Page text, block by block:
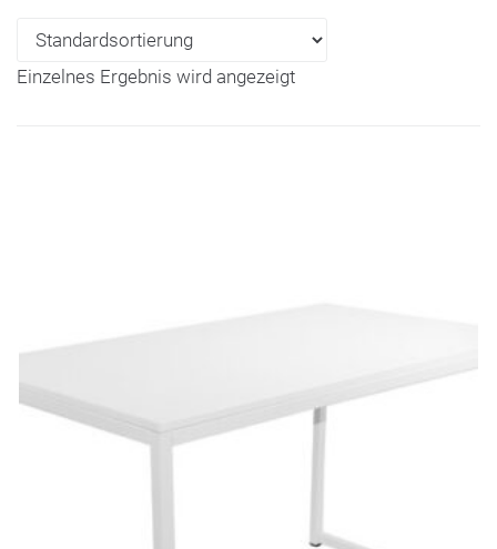
Einzelnes Ergebnis wird angezeigt